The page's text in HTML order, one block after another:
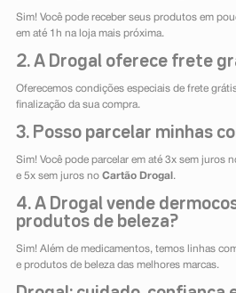
Sim! Você pode receber seus produtos em
em até 1h na loja mais próxima.
2. A Drogal oferece frete
Oferecemos condições especiais de frete
finalização da sua compra.
3. Posso parcelar minhas
Sim! Você pode parcelar em até 3x sem juros
e 5x sem juros no Cartão Drogal .
4. A Drogal vende
produtos de beleza?
Sim! Além de medicamentos, temos linhas
e produtos de beleza das melhores marcas.